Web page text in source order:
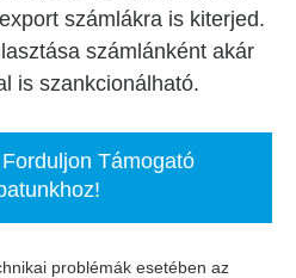
számlákra is kiterjed.
számlánként akár
is szankcionálható.
Támogató
problémák esetében az